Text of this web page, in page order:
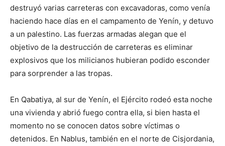
destruyó varias carreteras con excavadoras, como venía
haciendo hace días en el campamento de Yenín, y detuvo
a un palestino. Las fuerzas armadas alegan que el
objetivo de la destrucción de carreteras es eliminar
explosivos que los milicianos hubieran podido esconder
para sorprender a las tropas.
En Qabatiya, al sur de Yenín, el Ejército rodeó esta noche
una vivienda y abrió fuego contra ella, si bien hasta el
momento no se conocen datos sobre víctimas o
detenidos. En Nablus, también en el norte de Cisjordania,